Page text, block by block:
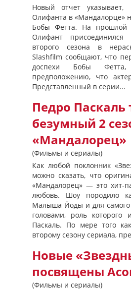
Новый отчет
Олифанта в «Мандалорце»
Бобы Фетта. На прошлой
Олифант присоединился
второго сезона в
Slashfilm сообщают, что
доспехи Бобы
предположению, что
Представленный в серии...
Педро Паскаль
безумный 2
«Мандалорец»
(Фильмы и сериалы)
Как любой поклонник
можно сказать, что
«Мандалорец» — это хит-
любовь. Шоу породило
Малыша Йоды и для самого
головами, роль которого
Паскаль. По мере того
второму сезону сериала,
Новые
посвящены
(Фильмы и сериалы)